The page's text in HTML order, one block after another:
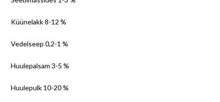
Küünelakk 8-12 %
Vedelseep 0,2-1 %
Huulepalsam 3-5 %
Huulepulk 10-20 %